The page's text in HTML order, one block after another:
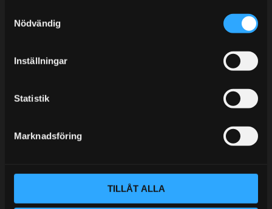
Nödvändig
Inställningar
Statistik
Marknadsföring
TILLÅT ALLA
KUNSKAPSCENTER